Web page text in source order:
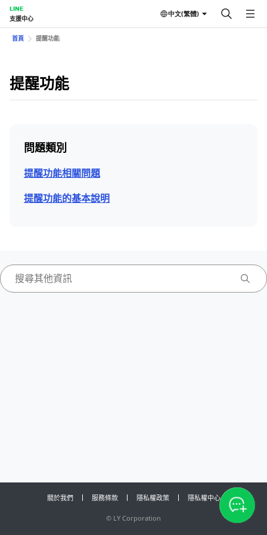
LINE
支援中心
中文(繁體)
首頁 提醒功能
提醒功能
問題類別
提醒功能相關問題
提醒功能的基本說明
關於我們 服務條款 隱私權政策 隱私權中心
© LY Corporation